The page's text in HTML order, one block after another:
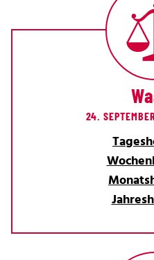
24.